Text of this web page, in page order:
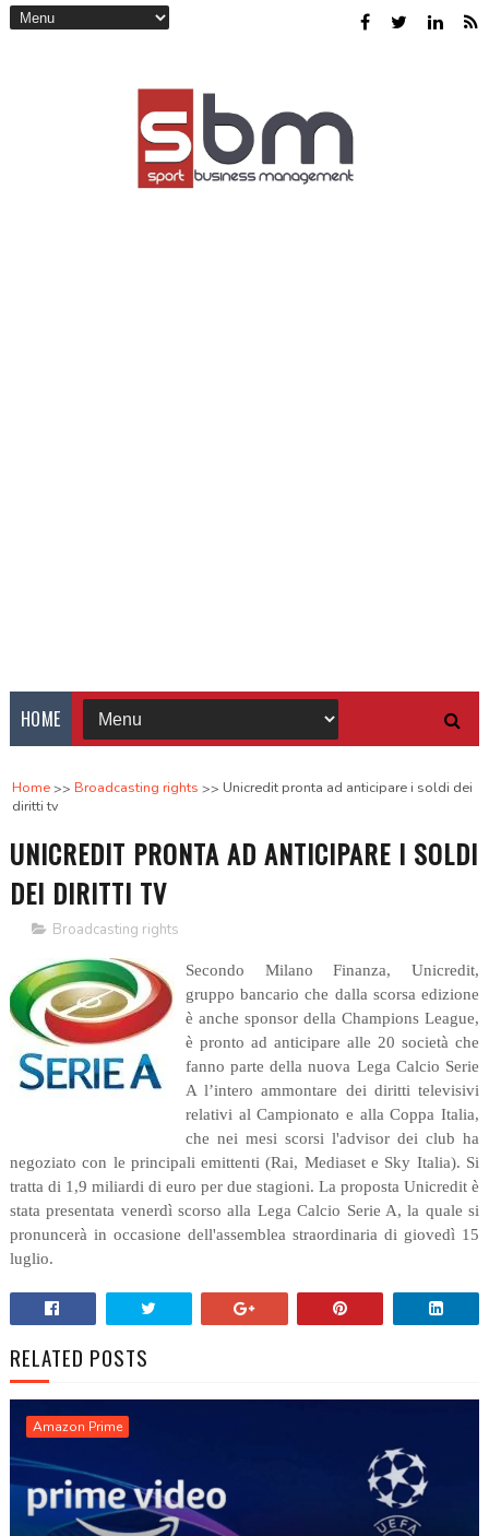
HOME
Home Broadcasting rights
Unicredit pronta ad anticipare i soldi dei
diritti tv
UNICREDIT PRONTA AD ANTICIPARE I SOLDI
DEI DIRITTI TV
Broadcasting rights
Secondo Milano Finanza, Unicredit,
gruppo bancario che dalla scorsa edizione
è anche sponsor della Champions League,
è pronto ad anticipare alle 20 società che
fanno parte della nuova Lega Calcio Serie
A l’intero ammontare dei diritti televisivi
relativi al Campionato e alla Coppa Italia,
che nei mesi scorsi l'advisor dei club ha
negoziato con le principali emittenti (Rai, Mediaset e Sky Italia). Si
tratta di 1,9 miliardi di euro per due stagioni. La proposta Unicredit è
stata presentata venerdì scorso alla Lega Calcio Serie A, la quale si
pronuncerà in occasione dell'assemblea straordinaria di giovedì 15
luglio.
RELATED POSTS
Amazon Prime